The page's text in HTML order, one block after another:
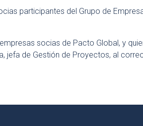
participantes del Grupo de
socias de Pacto Global, y
jefa de Gestión de Proyectos, al